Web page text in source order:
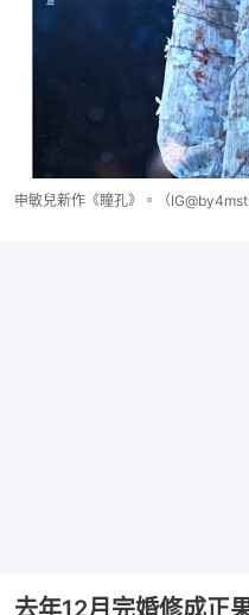
申敏兒新作《瞳孔》。（
去年12月完婚修成正